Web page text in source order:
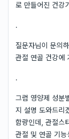
로 만들어진 건강
.
질문자님이 문의
관절 연골 건강에
.
그럼 영양제 성분
지 설명 도와드리
함량인데, 관절스
관절 및 연골 기능